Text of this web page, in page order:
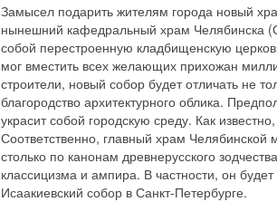
Замысел подарить жителям города новый
нынешний кафедральный храм Челябинска
собой перестроенную кладбищенскую
мог вместить всех желающих прихожан
строители, новый собор будет отличать не
благородство архитектурного облика.
украсит собой городскую среду. Как
Соответственно, главный храм Челябинской
столько по канонам древнерусского
классицизма и ампира. В частности, он
Исаакиевский собор в Санкт-Петербурге.